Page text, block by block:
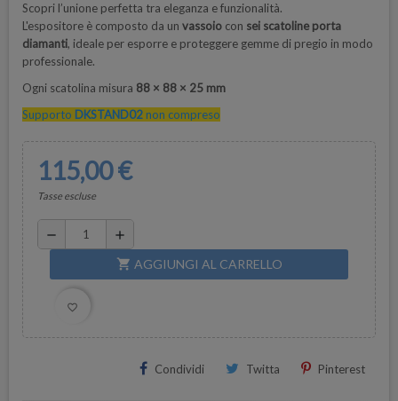
Scopri l’unione perfetta tra eleganza e funzionalità.
L'espositore è composto da un vassoio con sei scatoline porta
diamanti, ideale per esporre e proteggere gemme di pregio in modo
professionale.
Ogni scatolina misura 88 × 88 × 25 mm
Supporto DKSTAND02 non compreso
115,00 €
Tasse escluse
remove add
shopping_cart AGGIUNGI AL CARRELLO
favorite_border
Condividi Twitta Pinterest